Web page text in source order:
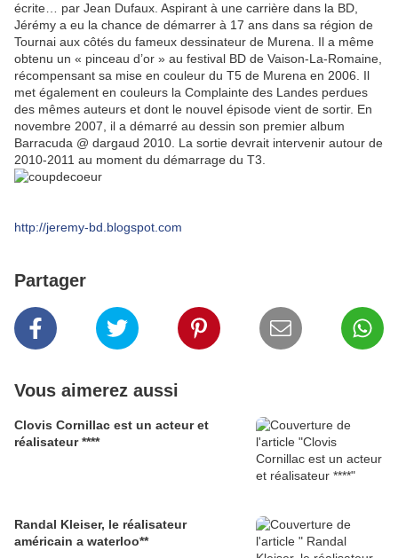
écrite… par Jean Dufaux. Aspirant à une carrière dans la BD,
Jérémy a eu la chance de démarrer à 17 ans dans sa région de
Tournai aux côtés du fameux dessinateur de Murena. Il a même
obtenu un « pinceau d’or » au festival BD de Vaison-La-Romaine,
récompensant sa mise en couleur du T5 de Murena en 2006. Il
met également en couleurs la Complainte des Landes perdues
des mêmes auteurs et dont le nouvel épisode vient de sortir. En
novembre 2007, il a démarré au dessin son premier album
Barracuda @ dargaud 2010. La sortie devrait intervenir autour de
2010-2011 au moment du démarrage du T3.
http://jeremy-bd.blogspot.com
Partager
Vous aimerez aussi
Clovis Cornillac est un acteur et
réalisateur ****
Randal Kleiser, le réalisateur
américain a waterloo**